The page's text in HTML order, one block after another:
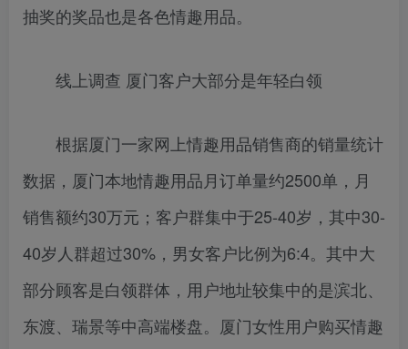
抽奖的奖品也是各色情趣用品。
线上调查 厦门客户大部分是年轻白领
根据厦门一家网上情趣用品销售商的销量统计
数据，厦门本地情趣用品月订单量约2500单，月
销售额约30万元；客户群集中于25-40岁，其中30-
40岁人群超过30%，男女客户比例为6:4。其中大
部分顾客是白领群体，用户地址较集中的是滨北、
东渡、瑞景等中高端楼盘。厦门女性用户购买情趣